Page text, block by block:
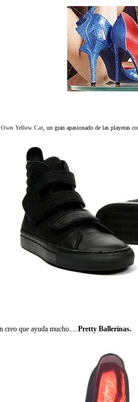
Yellow Cat , un gran apasionado de las playeras
creo que ayuda mucho.....Pretty Ballerinas.